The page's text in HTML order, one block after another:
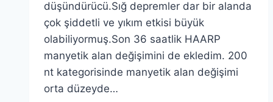
düşündürücü.Sığ depremler dar bir alanda
çok şiddetli ve yıkım etkisi büyük
olabiliyormuş.Son 36 saatlik HAARP
manyetik alan değişimini de ekledim. 200
nt kategorisinde manyetik alan değişimi
orta düzeyde…